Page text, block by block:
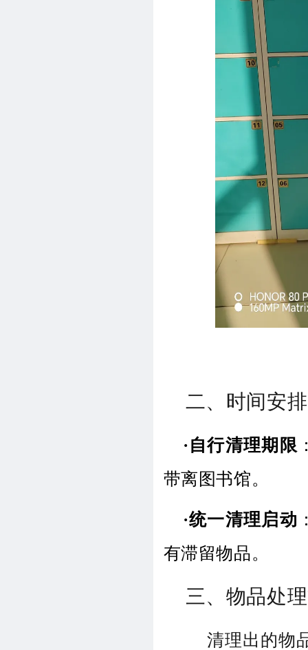
二、时间安排
·自行清理期限
带离图书馆。
·统一清理启动
有滞留物品。
三、物品处
清理出的物